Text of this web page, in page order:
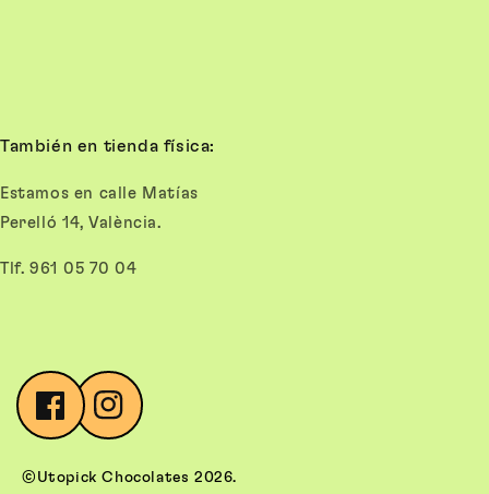
También en tienda física:
Estamos en calle Matías
Perelló 14, València.
Tlf. 961 05 70 04
FacebookInstagram
©Utopick Chocolates 2026.